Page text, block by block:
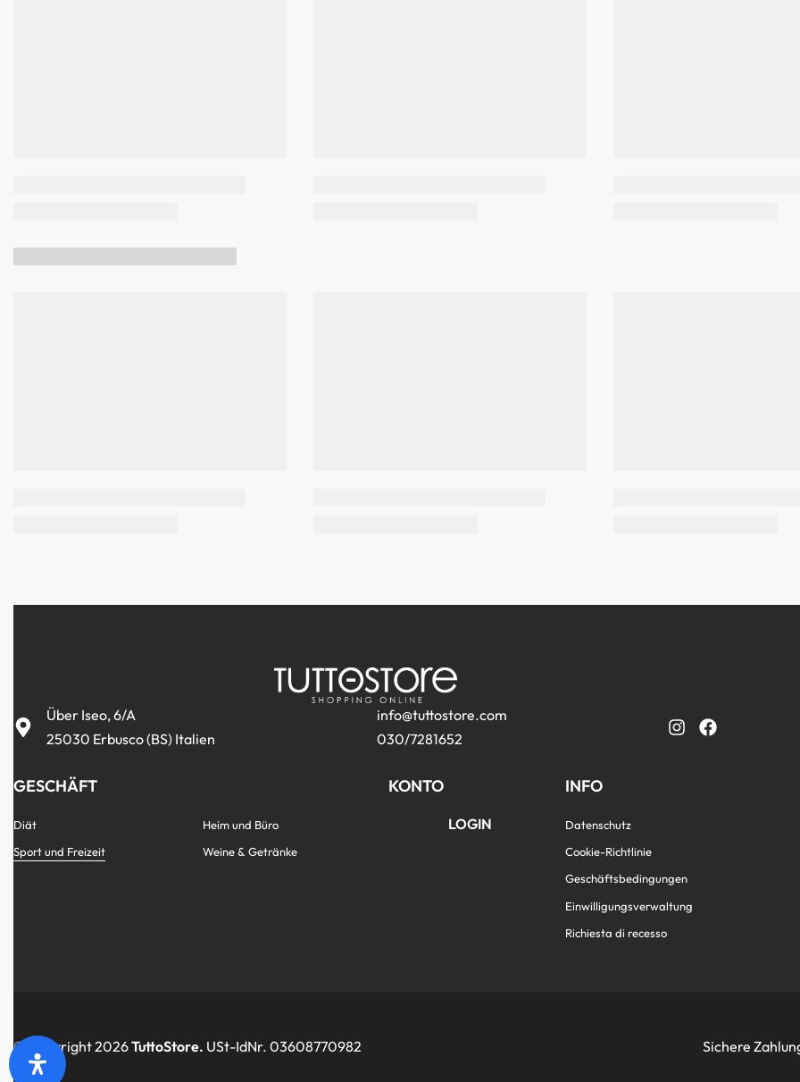
Über Iseo, 6/A
25030 Erbusco (BS) Italien
info@tuttostore.com
030/7281652
GESCHÄFT
Diät
Heim und Büro
Sport und Freizeit
Weine & Getränke
KONTO
LOGIN
INFO
Datenschutz
Cookie-Richtlinie
Geschäftsbedingungen
Einwilligungsverwaltung
Richiesta di recesso
© Copyright 2026TuttoStore. USt-IdNr. 03608770982 Sichere